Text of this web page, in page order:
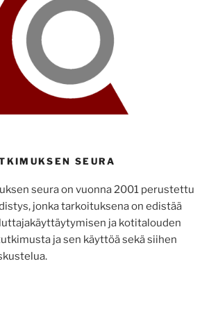
SEURA
seura on vuonna 2001 perustettu
jonka tarkoituksena on edistää
ja kotitalouden
ja sen käyttöä sekä siihen